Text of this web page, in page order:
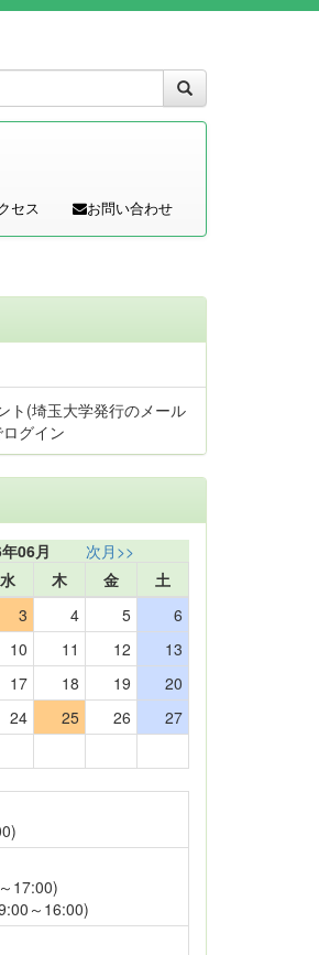
セス お問い合わせ
ト(埼玉大学発行のメール
グイン
06月
次月>>
水 木 金
土
3 4 5
6
10 11 12
13
17 18 19
20
24 25 26
27
17:00)
～16:00)